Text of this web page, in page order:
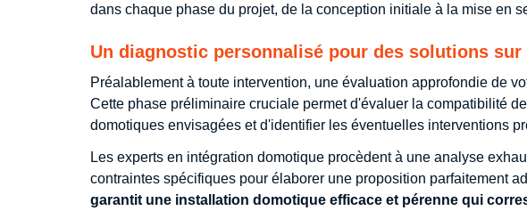
dans chaque phase du projet, de la conception initiale à la mise en
Un diagnostic personnalisé pour des solutions sur
Préalablement à toute intervention, une évaluation approfondie de
Cette phase préliminaire cruciale permet d'évaluer la compatibilité
domotiques envisagées et d'identifier les éventuelles interventions
Les experts en intégration domotique procèdent à une analyse
contraintes spécifiques pour élaborer une proposition parfaitement
garantit une installation domotique efficace et pérenne qui